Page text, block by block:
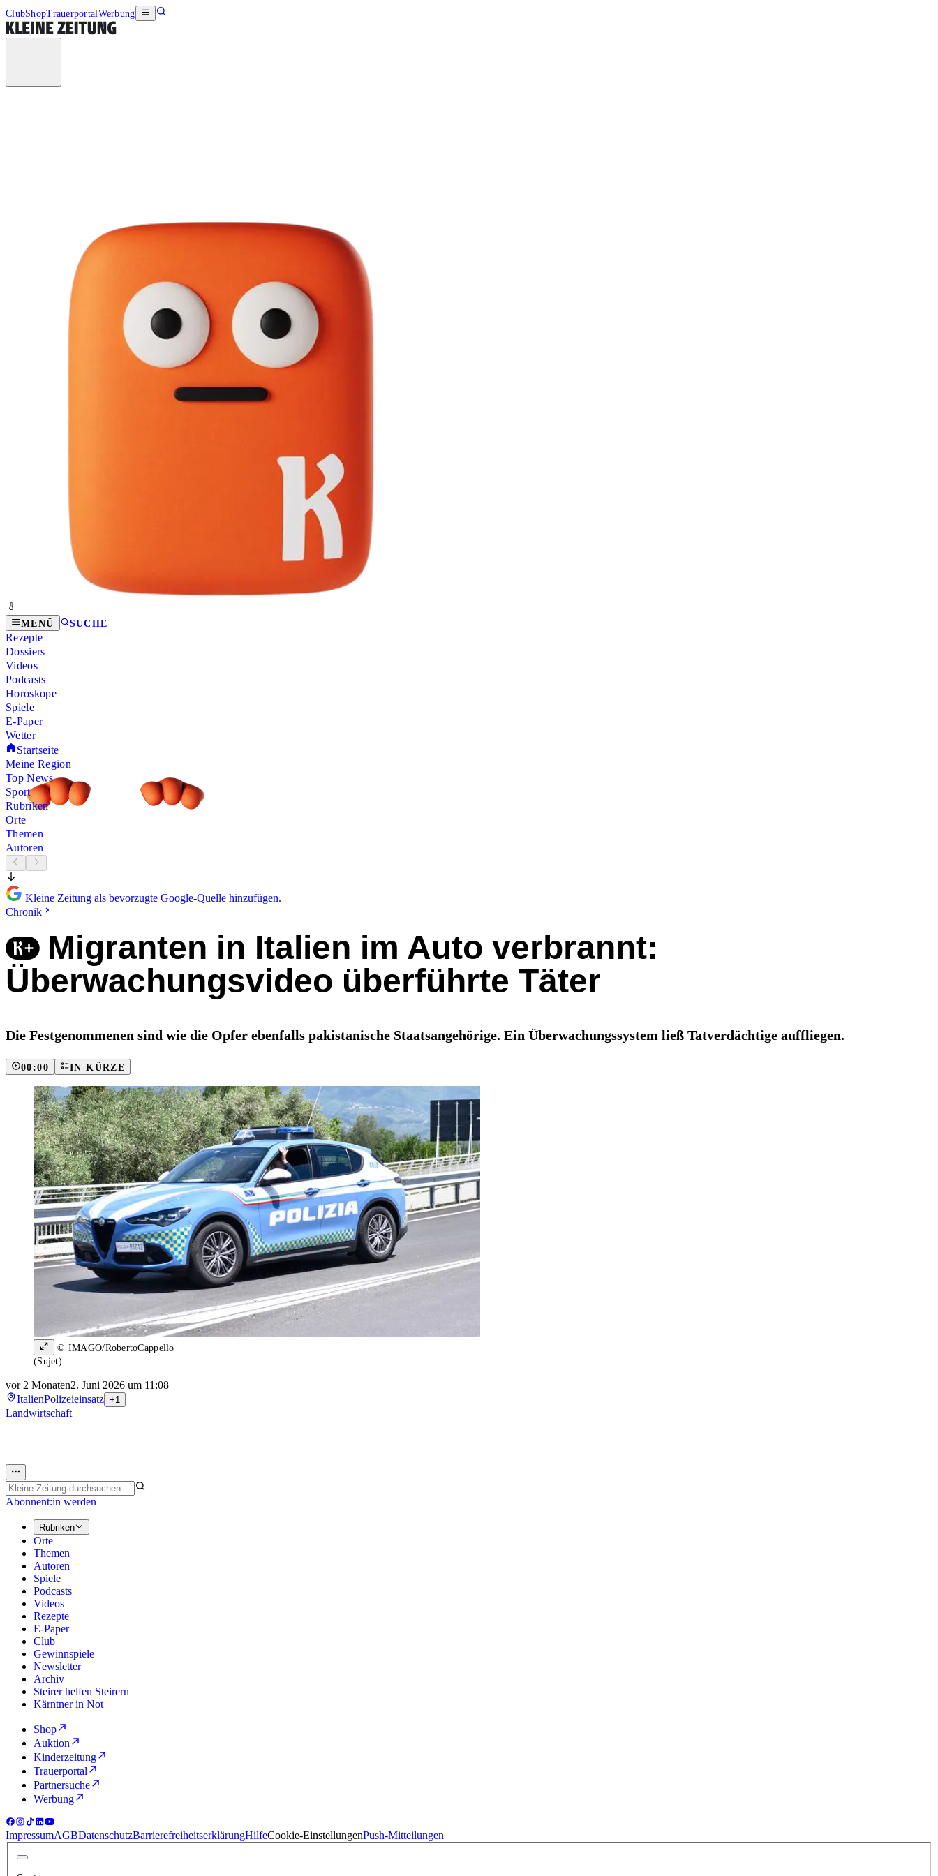
ClubShopTrauerportalWerbung
MENÜ SUCHE
Rezepte
Dossiers
Videos
Podcasts
Horoskope
Spiele
E-Paper
Wetter
Startseite
Meine Region
Top News
Sport
Rubriken
Orte
Themen
Autoren
Kleine Zeitung als bevorzugte Google-Quelle hinzufügen.
Chronik
Migranten in Italien im Auto verbrannt:
Überwachungsvideo überführte Täter
Die Festgenommenen sind wie die Opfer ebenfalls pakistanische Staatsangehörige. Ein Überwachungssystem ließ Tatverdächtige auffliegen.
00:00 IN KÜRZE
© IMAGO/RobertoCappello
(Sujet)
vor 2 Monaten2. Juni 2026 um 11:08
ItalienPolizeieinsatz +1
Landwirtschaft
Abonnent:in werden
Rubriken
Orte
Themen
Autoren
Spiele
Podcasts
Videos
Rezepte
E-Paper
Club
Gewinnspiele
Newsletter
Archiv
Steirer helfen Steirern
Kärntner in Not
Shop
Auktion
Kinderzeitung
Trauerportal
Partnersuche
Werbung
ImpressumAGBDatenschutzBarrierefreiheitserklärungHilfeCookie-EinstellungenPush-Mitteilungen